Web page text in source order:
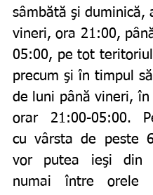
sâmbătă şi duminică,
vineri, ora 21:00,
05:00, pe tot
precum şi în timpul
de luni până vineri, în
orar 21:00-05:00.
cu vârsta de peste
vor putea ieşi din
numai între orele